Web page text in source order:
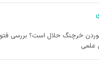
خرچنگ حلال است؟ بررسی
علمی